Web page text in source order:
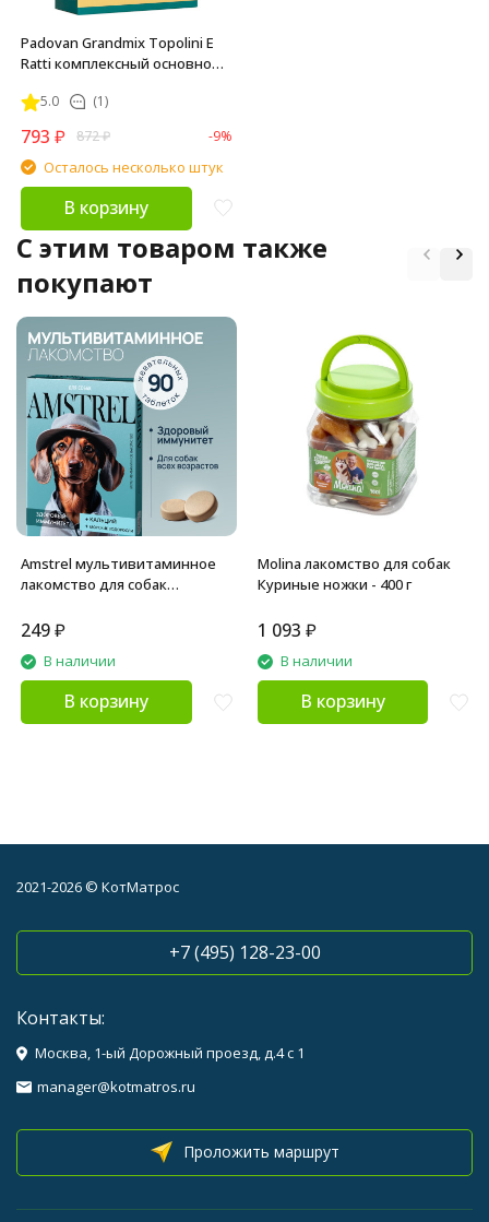
Padovan Grandmix Topolini E
Ratti комплексный основной
крыс - 1 кг
5.0 (1)
793 ₽ 872₽ -9%
Осталось несколько штук
В корзину
C этим товаром также
покупают
Amstrel мультивитаминное
лакомство для собак
кальцием и морскими
249₽
В наличии
В корзину
Molina лакомство для собак
Куриные ножки - 400 г
1 093 ₽
В наличии
В корзину
2021-2026 © КотМатрос
+7 (495) 128-23-00
Контакты:
Москва, 1-ый Дорожный проезд, д.4 с 1
manager@kotmatros.ru
Проложить маршрут